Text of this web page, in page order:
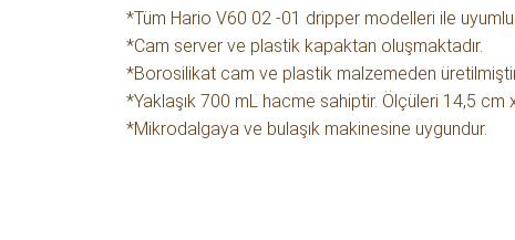
*Tüm Hario V60 02 -01 dripper modelleri ile
*Cam server ve plastik kapaktan oluşmaktadır.
*Borosilikat cam ve plastik malzemeden
*Yaklaşık 700 mL hacme sahiptir. Ölçüleri 14,5 cm
*Mikrodalgaya ve bulaşık makinesine uygundur.